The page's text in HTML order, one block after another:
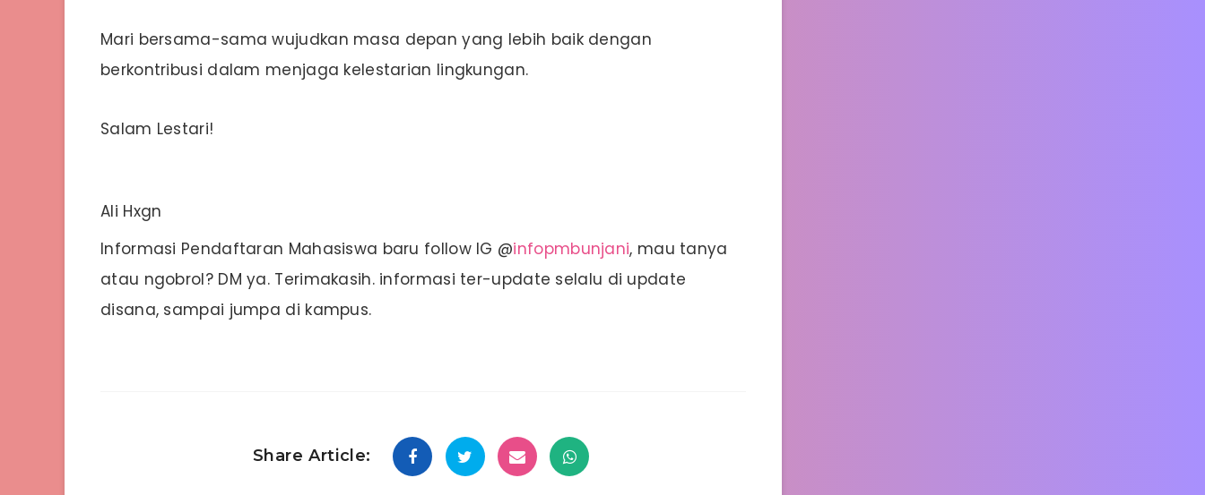
Mari bersama-sama wujudkan masa depan yang lebih baik dengan
berkontribusi dalam menjaga kelestarian lingkungan.
Salam Lestari!
Ali Hxgn
Informasi Pendaftaran Mahasiswa baru follow IG @infopmbunjani, mau tanya
atau ngobrol? DM ya. Terimakasih. informasi ter-update selalu di update
disana, sampai jumpa di kampus.
Share Article: